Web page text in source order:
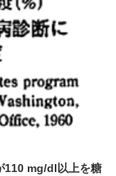
110 mg/dl以上を糖